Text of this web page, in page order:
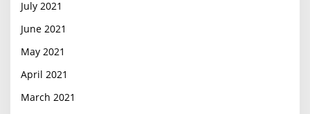
July 2021
June 2021
May 2021
April 2021
March 2021